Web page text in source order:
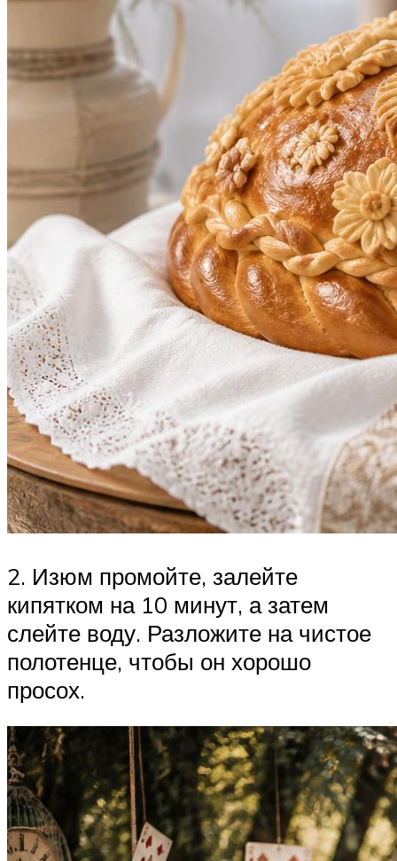
2. Изюм промойте, залейте
кипятком на 10 минут, а затем
слейте воду. Разложите на чистое
полотенце, чтобы он хорошо
просох.